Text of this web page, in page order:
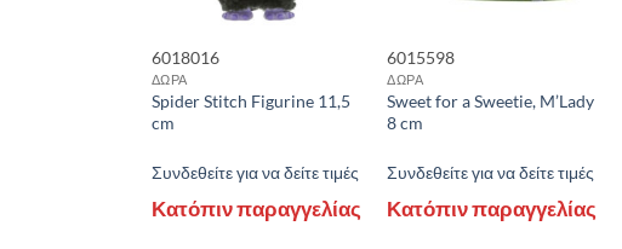
6018016
ΔΩΡΑ
Spider Stitch Figurine 11,5
cm
Συνδεθείτε για να δείτε τιμές
Κατόπιν παραγγελίας
6015598
ΔΩΡΑ
Sweet for a Sweetie, M’Lady
8 cm
Συνδεθείτε για να δείτε τιμές
Κατόπιν παραγγελίας